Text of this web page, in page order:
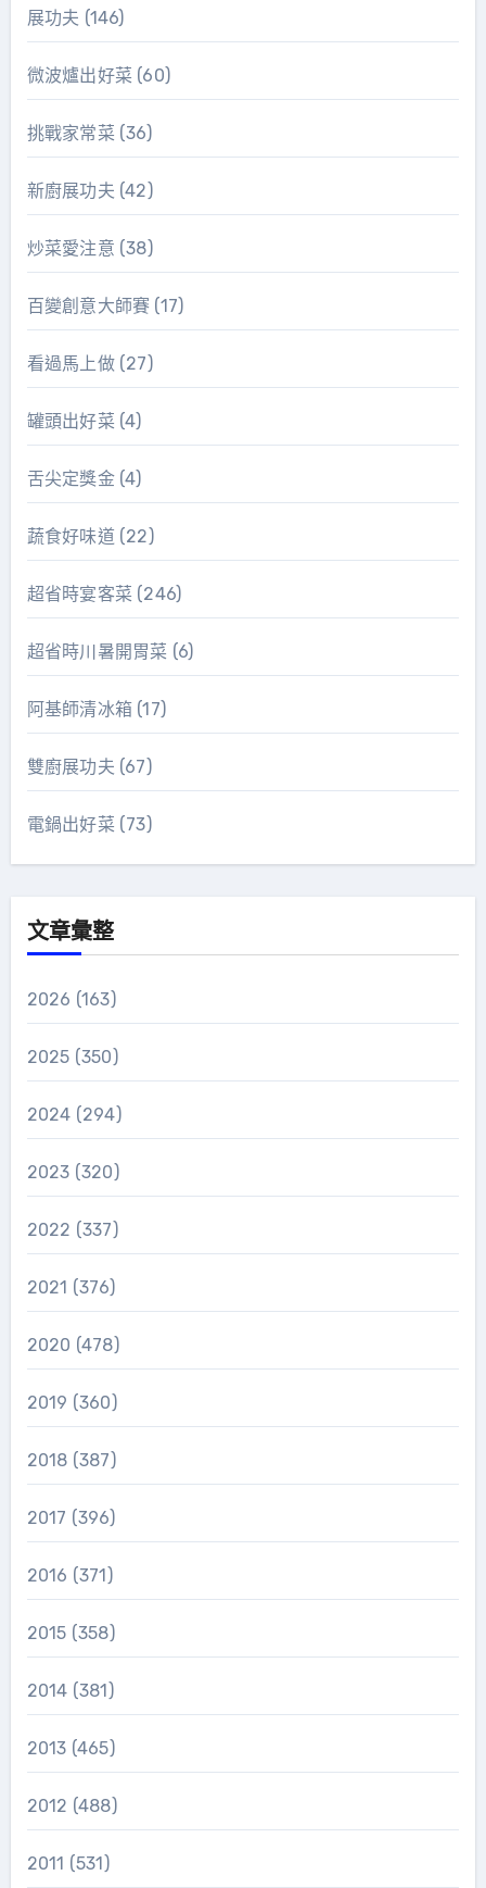
展功夫 (146)
微波爐出好菜 (60)
挑戰家常菜 (36)
新廚展功夫 (42)
炒菜愛注意 (38)
百變創意大師賽 (17)
看過馬上做(27)
罐頭出好菜 (4)
舌尖定獎金(4)
蔬食好味道 (22)
超省時宴客菜 (246)
超省時川暑開胃菜 (6)
阿基師清冰箱(17)
雙廚展功夫 (67)
電鍋出好菜 (73)
文章彙整
2026 (163)
2025 (350)
2024 (294)
2023 (320)
2022 (337)
2021 (376)
2020 (478)
2019 (360)
2018 (387)
2017 (396)
2016 (371)
2015 (358)
2014 (381)
2013 (465)
2012 (488)
2011 (531)